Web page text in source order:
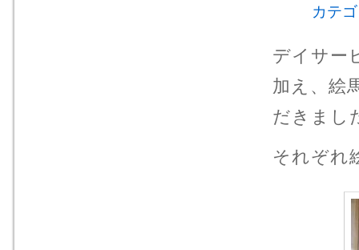
カテ
デイサー
加え、絵
だきまし
それぞれ